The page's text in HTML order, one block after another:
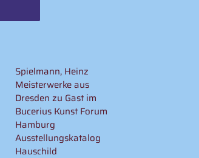
Spielmann, Heinz
Meisterwerke aus
Dresden zu Gast im
Bucerius Kunst Forum
Hamburg
Ausstellungskatalog
Hauschild